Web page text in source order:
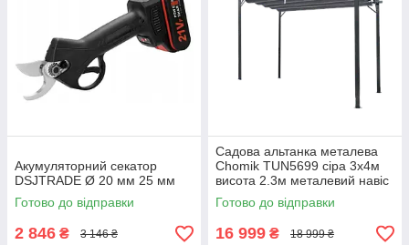
Акумуляторний секатор
DSJTRADE Ø 20 мм 25 мм
Готово до відправки
2 846 ₴ 3 146 ₴
Садова альтанка металева
Chomik TUN5699 сіра 3х4м
висота 2.3м металевий навіс
від сонця
Готово до відправки
16 999 ₴ 18 999 ₴